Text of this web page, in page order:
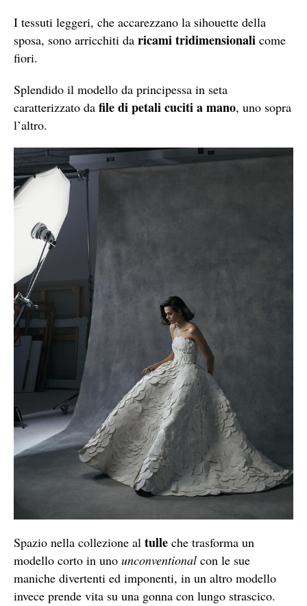
I tessuti leggeri, che accarezzano la sihouette della
sposa, sono arricchiti da ricami tridimensionali come
fiori.
Splendido il modello da principessa in seta
caratterizzato da file di petali cuciti a mano, uno sopra
l’altro.
Spazio nella collezione al tulle che trasforma un
modello corto in uno unconventional con le sue
maniche divertenti ed imponenti, in un altro modello
invece prende vita su una gonna con lungo strascico.